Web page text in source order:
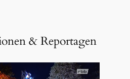
& Reportagen